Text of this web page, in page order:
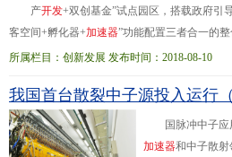
产开发+双创基金”试点园区，搭载政府引
客空间+孵化器+加速器”功能配置三者合一的
科技城已入驻招商企业10余家，行业涵盖汽车
量发展。1-6月，规上工业增加值同比增长
工业技改投资同比增长363%；实现进出口
所属栏目：创新发展 发布时间：2018-08-10
我国首台散裂中子源投入运行（
国脉冲中子
加速器和中子散射